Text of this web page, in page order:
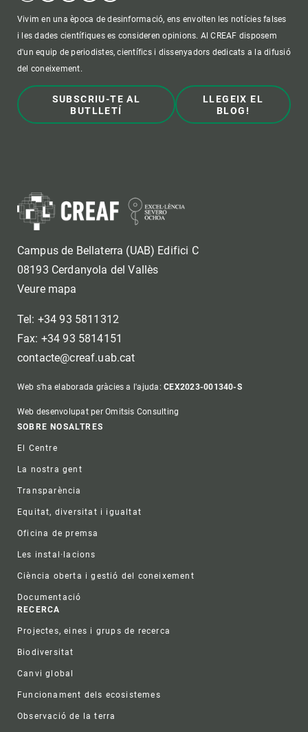
Vivim en una època de desinformació, ens envolten les notícies falses
i les dades científiques es consideren opinions. Al CREAF disposem
d'un equip de periodistes, científics i dissenyadors dedicats a la difusió
del coneixement.
SUBSCRIU-TE AL
BUTLLETÍ
LLEGEIX EL
BLOG!
Campus de Bellaterra (UAB) Edifici C
08193 Cerdanyola del Vallès
Veure mapa
Tel: +34 93 5811312
Fax: +34 93 5814151
contacte@creaf.uab.cat
Web s'ha elaborada gràcies a l'ajuda:CEX2023-001340-S
Web desenvolupat per Omitsis Consulting
Footer
SOBRE NOSALTRES
El Centre
La nostra gent
Transparència
Equitat, diversitat i igualtat
Oficina de premsa
Les instal·lacions
Ciència oberta i gestió del coneixement
Documentació
RECERCA
Projectes, eines i grups de recerca
Biodiversitat
Canvi global
Funcionament dels ecosistemes
Observació de la terra